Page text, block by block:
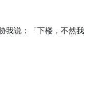
我说：「下楼，不然我